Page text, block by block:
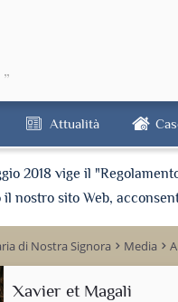
Attualità
2018 vige il
il nostro sito Web,
di Nostra Signora keyboard_arrow_right Media keyboard_arrow_right
Xavier et Magali